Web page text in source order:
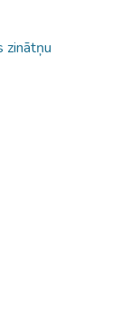
zinātņu